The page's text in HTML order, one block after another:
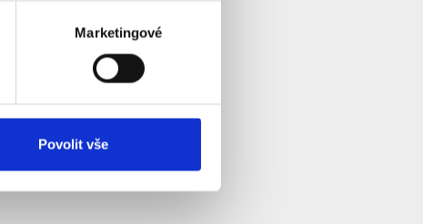
Marketingové
Povolit vše